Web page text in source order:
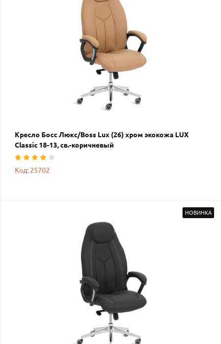
Кресло Босс Люкс/Boss Lux (26) хром экокожа LUX
Classic 18-13, св.-коричневый
Код: 25702
НОВИНКА